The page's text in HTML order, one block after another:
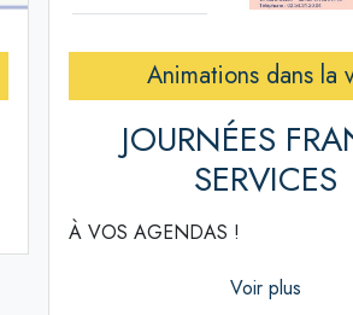
Animations dans la
JOURNÉES
SERVICES
À VOS AGENDAS !
Voir plus